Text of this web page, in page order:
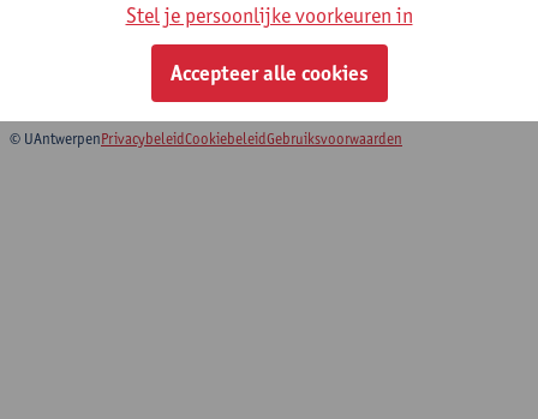
Educatieve master in de ontwerpwetenschappen:
architectuur
Faculty of Design Sciences: Course Catalogue
© UAntwerpenPrivacybeleidCookiebeleidGebruiksvoorwaarden
Stel je persoonlijke voorkeuren in
Accepteer alle cookies